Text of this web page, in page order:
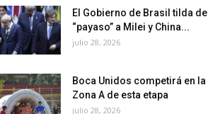
El Gobierno de Brasil tilda de
“payaso” a Milei y China...
julio 28, 2026
Boca Unidos competirá en la
Zona A de esta etapa
julio 28, 2026